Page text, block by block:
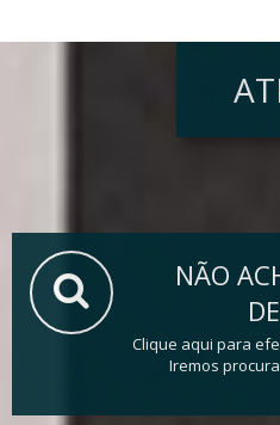
NÃO
Clique aqui para
Iremos